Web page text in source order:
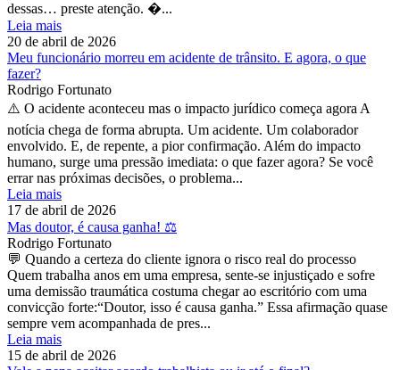
dessas… preste atenção. �...
Leia mais
20 de abril de 2026
Meu funcionário morreu em acidente de trânsito. E agora, o que
fazer?
Rodrigo Fortunato
⚠️ O acidente aconteceu mas o impacto jurídico começa agora A
notícia chega de forma abrupta. Um acidente. Um colaborador
envolvido. E, de repente, a pior confirmação. Além do impacto
humano, surge uma pressão imediata: o que fazer agora? Se você
errar nas próximas decisões, o problema...
Leia mais
17 de abril de 2026
Mas doutor, é causa ganha! ⚖️
Rodrigo Fortunato
💬 Quando a certeza do cliente ignora o risco real do processo
Quem trabalha anos em uma empresa, sente-se injustiçado e sofre
uma demissão traumática costuma chegar ao escritório com uma
convicção forte:“Doutor, isso é causa ganha.” Essa afirmação quase
sempre vem acompanhada de pres...
Leia mais
15 de abril de 2026